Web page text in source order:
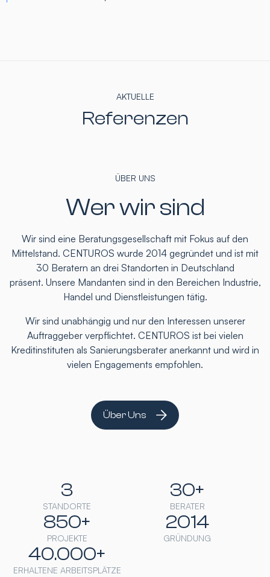
AKTUELLE
Referenzen
ÜBER UNS
Wer wir sind
Wir sind eine Beratungsgesellschaft mit Fokus auf den
Mittelstand. CENTUROS wurde 2014 gegründet und ist mit
30 Beratern an drei Standorten in Deutschland
präsent. Unsere Mandanten sind in den Bereichen Industrie,
Handel und Dienstleistungen tätig.
Wir sind unabhängig und nur den Interessen unserer
Auftraggeber verpflichtet. CENTUROS ist bei vielen
Kreditinstituten als Sanierungsberater anerkannt und wird in
vielen Engagements empfohlen.
Über Uns
STANDORTE
3
BERATER
30+
PROJEKTE
850+
GRÜNDUNG
2014
ERHALTENE ARBEITSPLÄTZE
40.000+